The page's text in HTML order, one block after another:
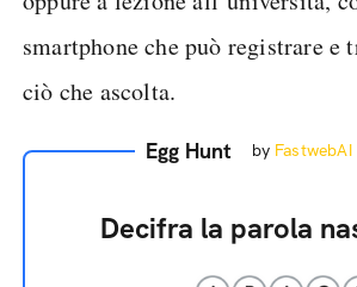
smartphone che può registrare e
ciò che ascolta.
Egg Hunt by FastwebAI
Decifra la parola